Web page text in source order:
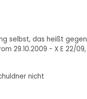
selbst, das heißt gegen
29.10.2009 - X E 22/09,
nicht